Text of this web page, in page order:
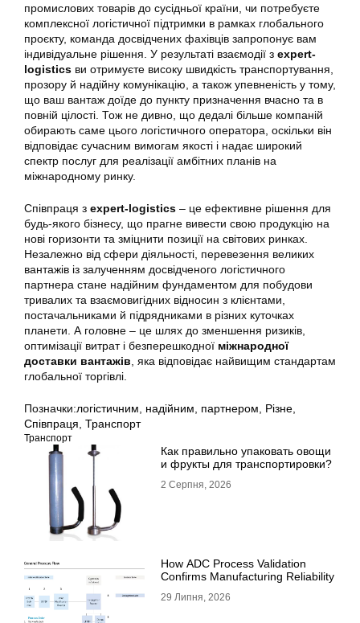
промислових товарів до сусідньої країни, чи потребуєте
комплексної логістичної підтримки в рамках глобального
проєкту, команда досвідчених фахівців запропонує вам
індивідуальне рішення. У результаті взаємодії з expert-
logistics ви отримуєте високу швидкість транспортування,
прозору й надійну комунікацію, а також упевненість у тому,
що ваш вантаж доїде до пункту призначення вчасно та в
повній цілості. Тож не дивно, що дедалі більше компаній
обирають саме цього логістичного оператора, оскільки він
відповідає сучасним вимогам якості і надає широкий
спектр послуг для реалізації амбітних планів на
міжнародному ринку.
Співпраця з expert-logistics – це ефективне рішення для
будь-якого бізнесу, що прагне вивести свою продукцію на
нові горизонти та зміцнити позиції на світових ринках.
Незалежно від сфери діяльності, перевезення великих
вантажів із залученням досвідченого логістичного
партнера стане надійним фундаментом для побудови
тривалих та взаємовигідних відносин з клієнтами,
постачальниками й підрядниками в різних куточках
планети. А головне – це шлях до зменшення ризиків,
оптимізації витрат і безперешкодної міжнародної
доставки вантажів , яка відповідає найвищим стандартам
глобальної торгівлі.
Позначки:логістичним надійним партнером Різне
Співпраця Транспорт
Транспорт
Как правильно упаковать овощи
и фрукты для транспортировки?
2 Серпня, 2026
How ADC Process Validation
Confirms Manufacturing Reliability
29 Липня, 2026